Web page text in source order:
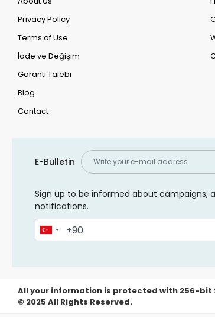
Privacy Policy
Terms of Use
İade ve Değişim
Garanti Talebi
Blog
Contact
E-Bulletin
Sign up to be informed about campaigns,
notifications.
All your information is protected with 256-bit
© 2025 All Rights Reserved.